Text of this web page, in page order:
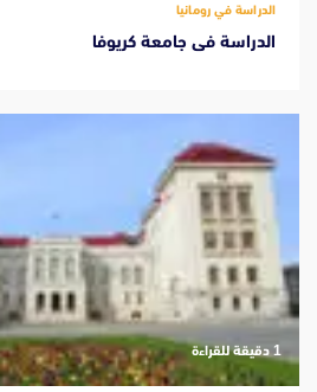
الدراسة في رومانيا
الدراسة فى جامعة كريوفا
‫1 دقيقة للقراءة